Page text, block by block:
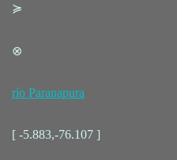
≽
⊗
río Paranapura
[ -5.883,-76.107 ]